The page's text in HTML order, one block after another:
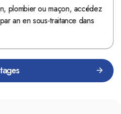
plombier ou maçon, accédez
an en sous-traitance dans